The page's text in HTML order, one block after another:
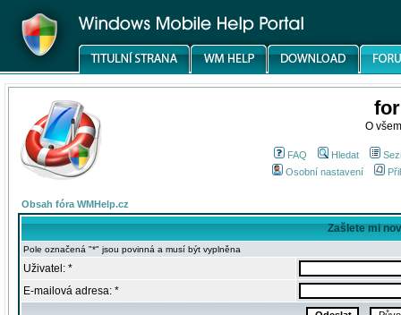
O
FAQ Hledat
Osobní nastavení
Obsah fóra WMHelp.cz
Zašlete mi
Pole označená "*" jsou povinná a musí být vyplněna
Uživatel: *
E-mailová adresa: *